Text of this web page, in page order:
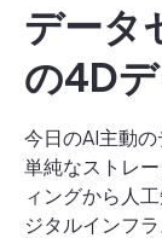
データ
の4D
今日のAI主動の
単純なストレ
ィングから人
ジタルインフ